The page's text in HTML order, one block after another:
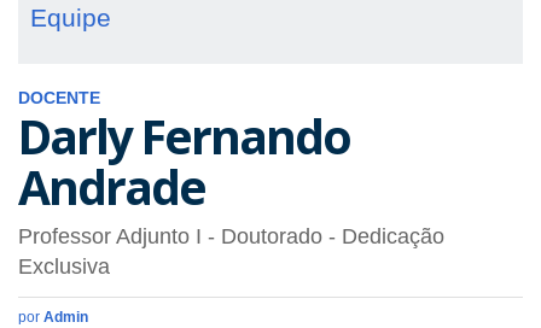
Equipe
DOCENTE
Darly Fernando
Andrade
Professor Adjunto I - Doutorado - Dedicação
Exclusiva
por Admin